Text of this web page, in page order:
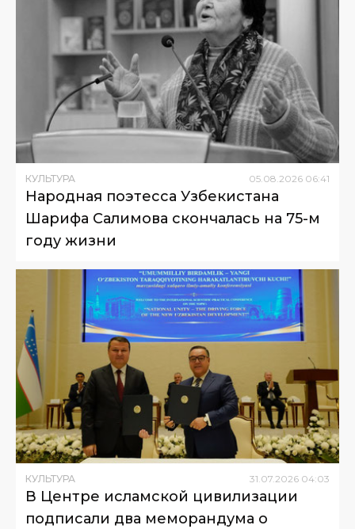
КУЛЬТУРА 05.08.2026 06:41
Народная поэтесса Узбекистана
Шарифа Салимова скончалась на 75-м
году жизни
КУЛЬТУРА 31.07.2026 04:03
В Центре исламской цивилизации
подписали два меморандума о